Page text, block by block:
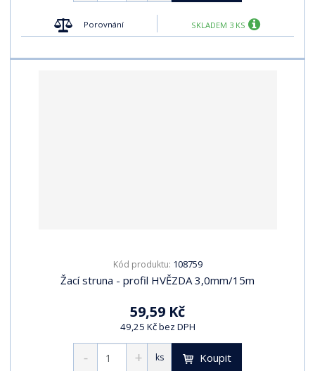
Porovnání SKLADEM 3 KS
Kód produktu: 108759
Žací struna - profil HVĚZDA 3,0mm/15m
59,59 Kč
49,25 Kč bez DPH
ks Koupit